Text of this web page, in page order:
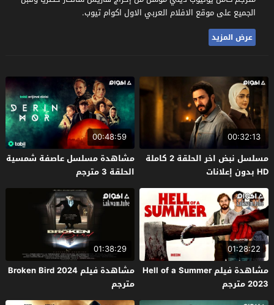
الجميع على موقع الافلام العربي الاول اكوام تيوب.
عرض المزيد
00:32:13
مسلسل نبض اخر الحلقة 2 كاملة
HD بدون إعلانات
00:48:59
مشاهدة مسلسل عاصفة شمسية
الحلقة 3 مترجم
01:28:22
مشاهدة فيلم Hell of a Summer
2023 مترجم
01:38:29
مشاهدة فيلم Broken Bird 2024
مترجم